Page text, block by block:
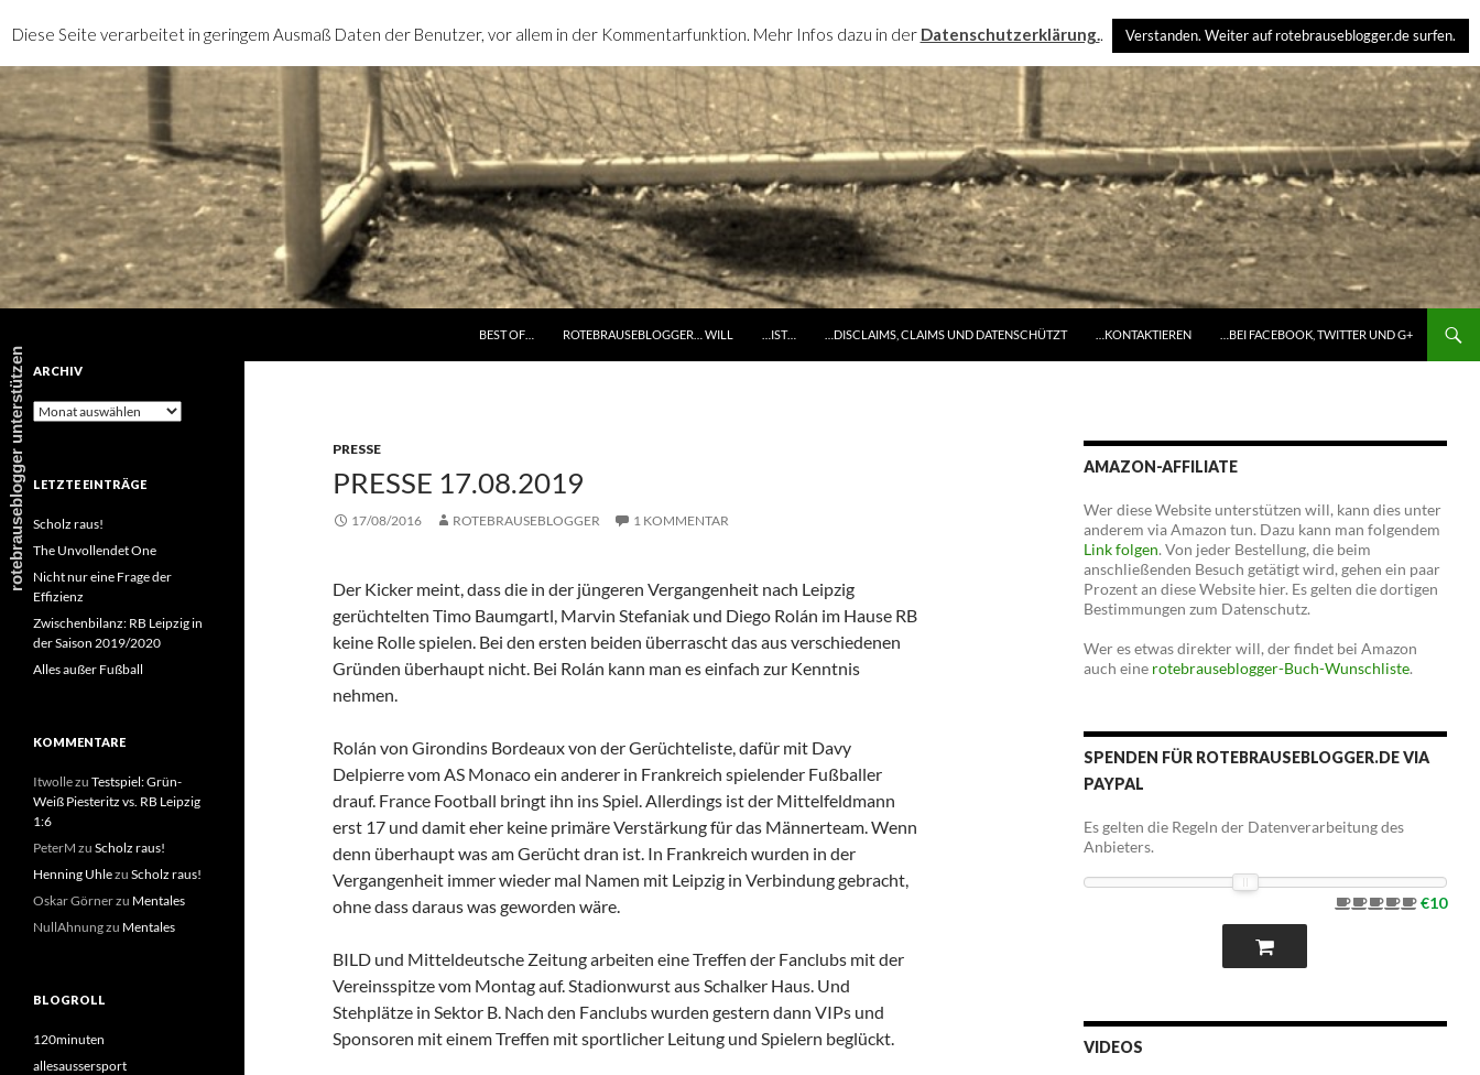
BEST OF…
ROTEBRAUSEBLOGGER… WILL …IST… …DISCLAIMS, CLAIMS UND DATENSCHÜTZT …KONTAKTIEREN …BEI FACEBOOK, TWITTER UND G+
PRESSE
PRESSE 17.08.2019
17/08/2016 ROTEBRAUSEBLOGGER 1 KOMMENTAR
Der Kicker meint, dass die in der jüngeren Vergangenheit nach Leipzig
gerüchtelten Timo Baumgartl, Marvin Stefaniak und Diego Rolán im Hause RB
keine Rolle spielen. Bei den ersten beiden überrascht das aus verschiedenen
Gründen überhaupt nicht. Bei Rolán kann man es einfach zur Kenntnis
nehmen.
Rolán von Girondins Bordeaux von der Gerüchteliste, dafür mit Davy
Delpierre vom AS Monaco ein anderer in Frankreich spielender Fußballer
drauf. France Football bringt ihn ins Spiel. Allerdings ist der Mittelfeldmann
erst 17 und damit eher keine primäre Verstärkung für das Männerteam. Wenn
denn überhaupt was am Gerücht dran ist. In Frankreich wurden in der
Vergangenheit immer wieder mal Namen mit Leipzig in Verbindung gebracht,
ohne dass daraus was geworden wäre.
BILD und Mitteldeutsche Zeitung arbeiten eine Treffen der Fanclubs mit der
Vereinsspitze vom Montag auf. Stadionwurst aus Schalker Haus. Und
Stehplätze in Sektor B. Nach den Fanclubs wurden gestern dann VIPs und
Sponsoren mit einem Treffen mit sportlicher Leitung und Spielern beglückt.
AMAZON-AFFILIATE
Wer diese Website unterstützen will, kann dies unter
anderem via Amazon tun. Dazu kann man folgendem
Link folgen. Von jeder Bestellung, die beim
anschließenden Besuch getätigt wird, gehen ein paar
Prozent an diese Website hier. Es gelten die dortigen
Bestimmungen zum Datenschutz.
Wer es etwas direkter will, der findet bei Amazon
auch eine rotebrauseblogger-Buch-Wunschliste.
SPENDEN FÜR ROTEBRAUSEBLOGGER.DE VIA
PAYPAL
Es gelten die Regeln der Datenverarbeitung des
Anbieters.
€10
VIDEOS
ARCHIV
Archiv
LETZTE EINTRÄGE
Scholz raus!
The Unvollendet One
Nicht nur eine Frage der
Effizienz
Zwischenbilanz: RB Leipzig in
der Saison 2019/2020
Alles außer Fußball
KOMMENTARE
Itwollezu Testspiel: Grün-
Weiß Piesteritz vs. RB Leipzig
1:6
PeterM zu Scholz raus!
Henning Uhlezu Scholz raus!
Oskar Görnerzu Mentales
NullAhnungzu Mentales
BLOGROLL
120minuten
allesaussersport
Diese Seite verarbeitet in geringem Ausmaß Daten der Benutzer, vor allem in der Kommentarfunktion. Mehr Infos dazu in der Datenschutzerklärung.. Verstanden. Weiter auf rotebrauseblogger.de surfen.
rotebrauseblogger unterstützen